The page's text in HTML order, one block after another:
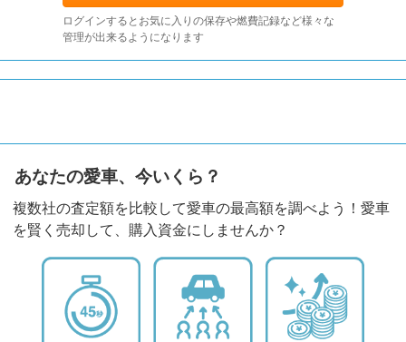
ログインするとお気に入りの保存や燃費記録など様々な
管理が出来るようになります
あなたの愛車、今いくら？
複数社の査定額を比較して愛車の最高額を調べよう！愛車
を賢く売却して、購入資金にしませんか？